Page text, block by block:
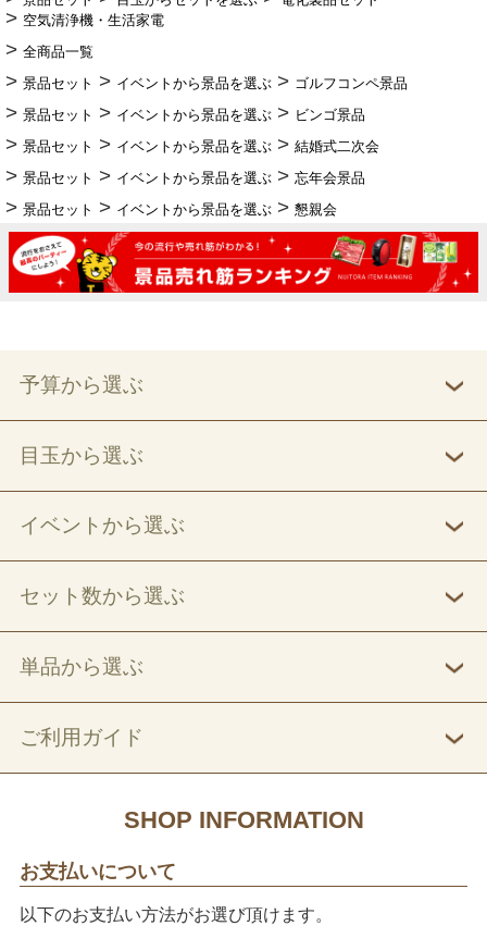
空気清浄機・生活家電
全商品一覧
景品セット
イベントから景品を選ぶ
ゴルフコンペ景品
景品セット
イベントから景品を選ぶ
ビンゴ景品
景品セット
イベントから景品を選ぶ
結婚式二次会
景品セット
イベントから景品を選ぶ
忘年会景品
景品セット
イベントから景品を選ぶ 懇親会
予算から選ぶ
目玉から選ぶ
イベントから選ぶ
セット数から選ぶ
単品から選ぶ
ご利用ガイド
SHOP INFORMATION
お支払いについて
以下のお支払い方法がお選び頂けます。